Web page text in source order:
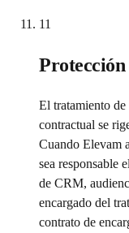
11
Protección
El tratamiento de
contractual se
Cuando Elevam
sea responsable
de CRM,
encargado del
contrato de